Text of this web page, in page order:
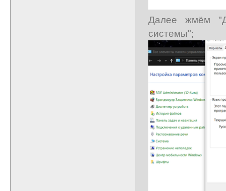
Далее жмём
системы";